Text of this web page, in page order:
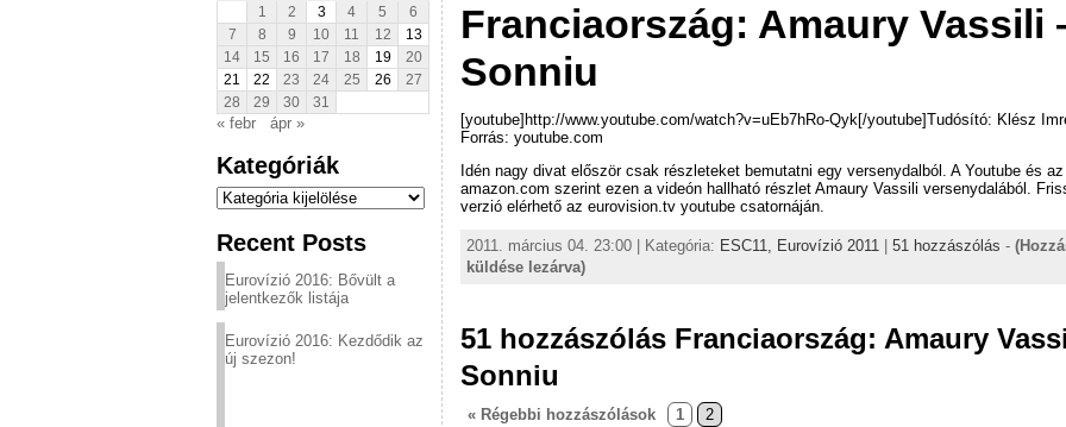
1
2 3 4 5
6
7
8 9 10 11 12
13
14
15 16 17 18 19
20
21
22 23 24 25 26
27
28
29 30 31
« febr ápr »
Kategóriák
Kategóriák
Recent Posts
Eurovízió 2016: Bővült a
jelentkezők listája
Eurovízió 2016: Kezdődik az
új szezon!
Franciaország: Amaury Vassili
Sonniu
[youtube]http://www.youtube.com/watch?v=uEb7hRo-Qyk[/youtube]Tudósító: Klész
Forrás: youtube.com
Idén nagy divat először csak részleteket bemutatni egy versenydalból. A Youtube és az
amazon.com szerint ezen a videón hallható részlet Amaury Vassili versenydalából.
verzió elérhető az eurovision.tv youtube csatornáján.
2011. március 04. 23:00 | Kategória: ESC11, Eurovízió 2011 51 hozzászólás -
küldése lezárva)
51 hozzászólás Franciaország: Amaury
Sonniu
« Régebbi hozzászólások 1 2